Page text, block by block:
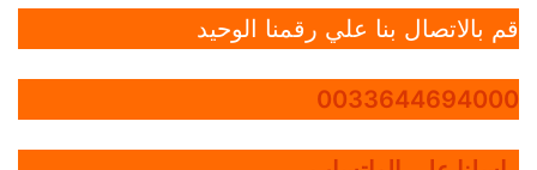
قم بالاتصال بنا علي رقمنا الوحيد
0033644694000